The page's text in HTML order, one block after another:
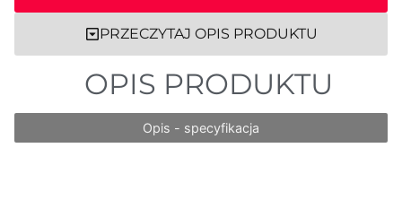
PRZECZYTAJ OPIS PRODUKTU
OPIS PRODUKTU
Opis - specyfikacja